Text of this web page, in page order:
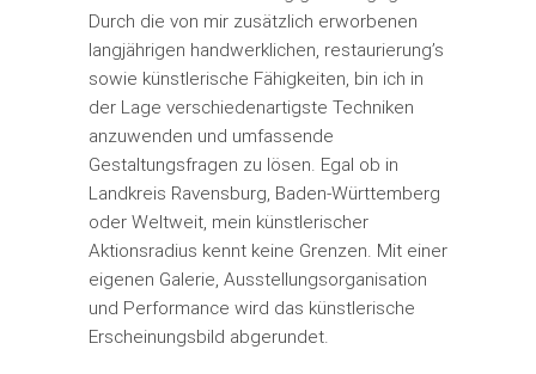
Durch die von mir zusätzlich erworbenen
langjährigen handwerklichen, restaurierung’s
sowie künstlerische Fähigkeiten, bin ich in
der Lage verschiedenartigste Techniken
anzuwenden und umfassende
Gestaltungsfragen zu lösen. Egal ob in
Landkreis Ravensburg, Baden-Württemberg
oder Weltweit, mein künstlerischer
Aktionsradius kennt keine Grenzen. Mit einer
eigenen Galerie, Ausstellungsorganisation
und Performance wird das künstlerische
Erscheinungsbild abgerundet.